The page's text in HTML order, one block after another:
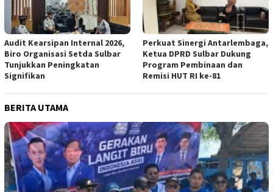
Audit Kearsipan Internal 2026,
Biro Organisasi Setda Sulbar
Tunjukkan Peningkatan
Signifikan
Perkuat Sinergi Antarlembaga,
Ketua DPRD Sulbar Dukung
Program Pembinaan dan
Remisi HUT RI ke-81
BERITA UTAMA